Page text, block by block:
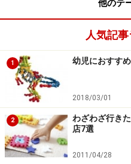
他のテ
人気記
1 幼児におすす
2018/03/01
2
わざわざ行き
店7選
2011/04/28